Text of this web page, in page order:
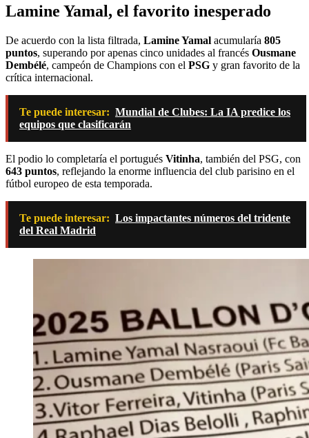
Lamine Yamal, el favorito inesperado
De acuerdo con la lista filtrada, Lamine Yamal acumularía 805
puntos, superando por apenas cinco unidades al francés Ousmane
Dembélé, campeón de Champions con el PSG y gran favorito de la
crítica internacional.
Te puede interesar: Mundial de Clubes: La IA predice los
equipos que clasificarán
El podio lo completaría el portugués Vitinha, también del PSG, con
643 puntos, reflejando la enorme influencia del club parisino en el
fútbol europeo de esta temporada.
Te puede interesar: Los impactantes números del tridente
del Real Madrid